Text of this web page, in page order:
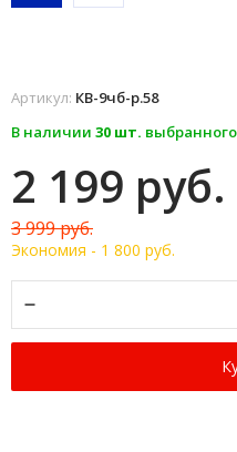
Артикул: КВ-9чб-р.58
В наличии 30 шт.
2 199 руб.
3 999 руб.
Экономия - 1 800 руб.